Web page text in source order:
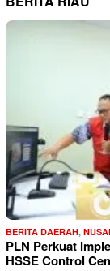
BERITA DAERAH,
PLN Perkuat
HSSE Control